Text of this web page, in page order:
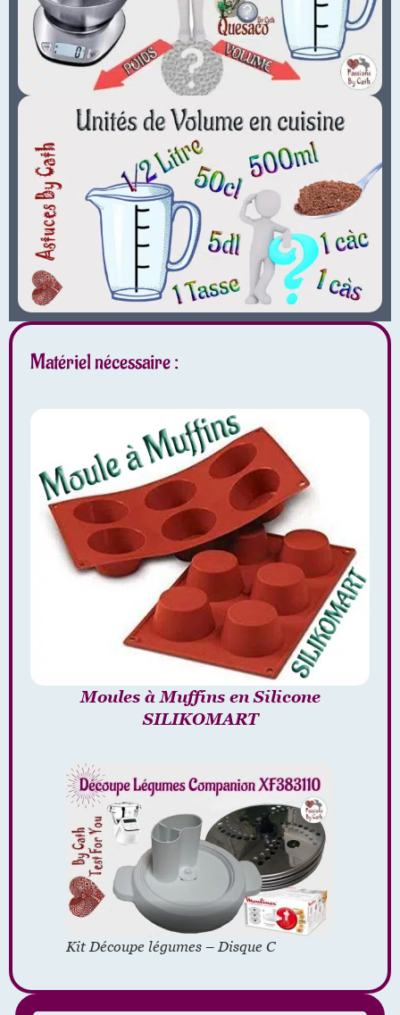
Matériel nécessaire :
Moules à Muffins en Silicone
SILIKOMART
Kit Découpe légumes – Disque C